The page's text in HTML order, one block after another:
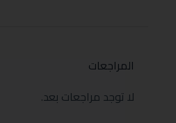
المراجعات
لا توجد مراجعات بعد.